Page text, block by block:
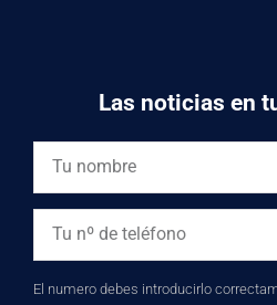
Las noticias en
El numero debes introducirlo